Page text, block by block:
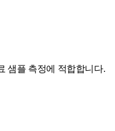
샘플 측정에 적합합니다.